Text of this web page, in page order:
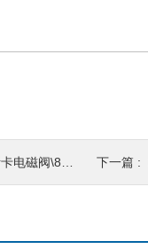
220VAC正品 下一篇 :